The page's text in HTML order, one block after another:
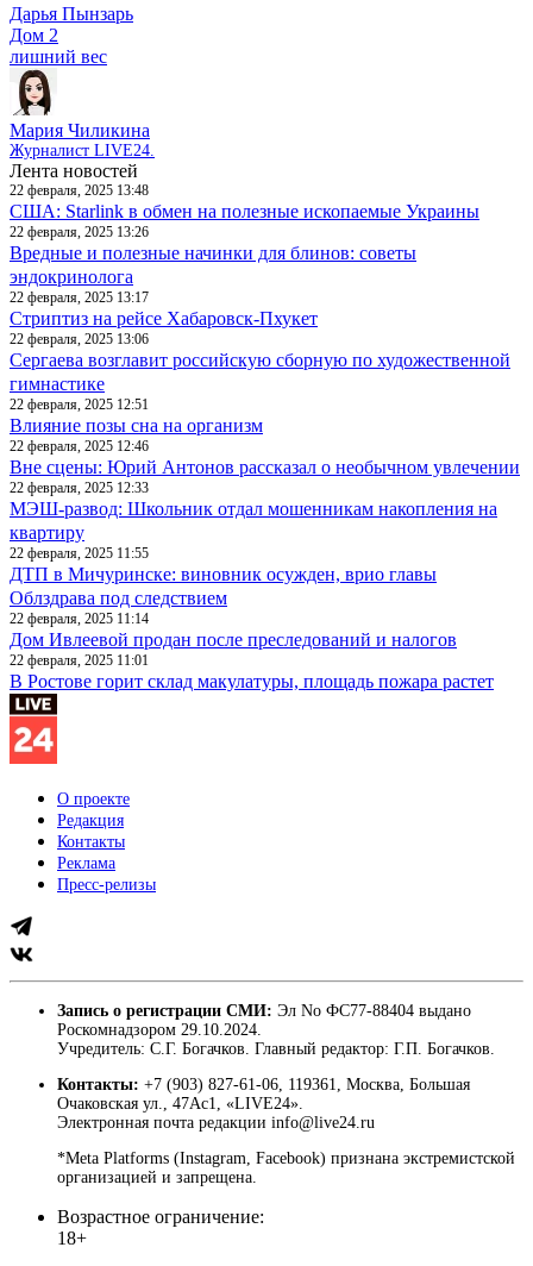
Дарья Пынзарь
Дом 2
лишний вес
Мария Чиликина
Журналист LIVE24.
Лента новостей
22 февраля, 2025 13:48
США: Starlink в обмен на полезные ископаемые Украины
22 февраля, 2025 13:26
Вредные и полезные начинки для блинов: советы
эндокринолога
22 февраля, 2025 13:17
Стриптиз на рейсе Хабаровск-Пхукет
22 февраля, 2025 13:06
Сергаева возглавит российскую сборную по художественной
гимнастике
22 февраля, 2025 12:51
Влияние позы сна на организм
22 февраля, 2025 12:46
Вне сцены: Юрий Антонов рассказал о необычном увлечении
22 февраля, 2025 12:33
МЭШ-развод: Школьник отдал мошенникам накопления на
квартиру
22 февраля, 2025 11:55
ДТП в Мичуринске: виновник осужден, врио главы
Облздрава под следствием
22 февраля, 2025 11:14
Дом Ивлеевой продан после преследований и налогов
22 февраля, 2025 11:01
В Ростове горит склад макулатуры, площадь пожара растет
О проекте
Редакция
Контакты
Реклама
Пресс-релизы
Запись о регистрации СМИ: Эл No ФС77-88404 выдано
Роскомнадзором 29.10.2024.
Учредитель: С.Г. Богачков. Главный редактор: Г.П. Богачков.
Контакты: +7 (903) 827-61-06, 119361, Москва, Большая
Очаковская ул., 47Ас1, «LIVE24».
Электронная почта редакции info@live24.ru
*Meta Platforms (Instagram, Facebook) признана экстремистской
организацией и запрещена.
Возрастное ограничение:
18+